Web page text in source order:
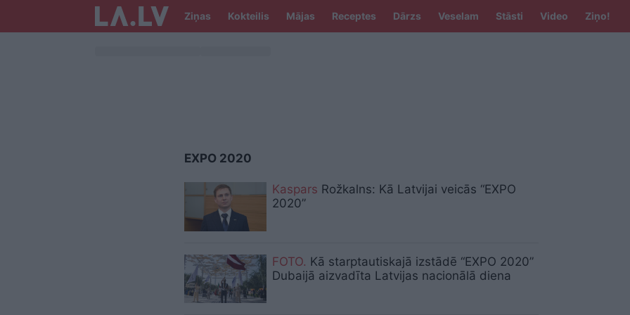
Ziņas Kokteilis Mājas Receptes Dārzs Veselam Stāsti Video Ziņo!
EXPO 2020
Kaspars Rožkalns: Kā Latvijai veicās “EXPO
2020”
FOTO. Kā starptautiskajā izstādē “EXPO 2020”
Dubaijā aizvadīta Latvijas nacionālā diena